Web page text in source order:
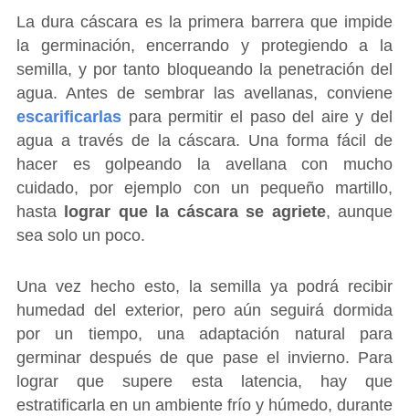
La dura cáscara es la primera barrera que impide
la germinación, encerrando y protegiendo a la
semilla, y por tanto bloqueando la penetración del
agua. Antes de sembrar las avellanas, conviene
escarificarlaspara permitir el paso del aire y del
agua a través de la cáscara. Una forma fácil de
hacer es golpeando la avellana con mucho
cuidado, por ejemplo con un pequeño martillo,
hasta lograr que la cáscara se agriete, aunque
sea solo un poco.
Una vez hecho esto, la semilla ya podrá recibir
humedad del exterior, pero aún seguirá dormida
por un tiempo, una adaptación natural para
germinar después de que pase el invierno. Para
lograr que supere esta latencia, hay que
estratificarla en un ambiente frío y húmedo, durante